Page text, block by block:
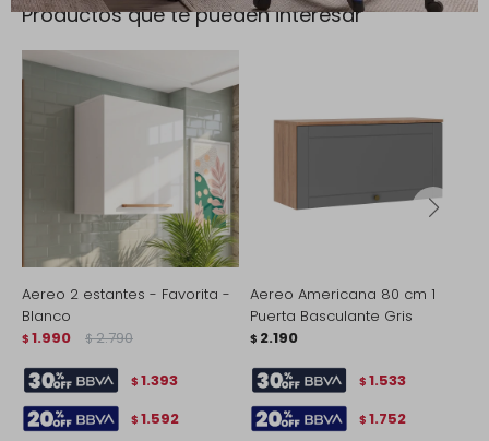
Productos que te pueden interesar
Aereo 2 estantes - Favorita -
Blanco
$ 1.990 $ 2.790
$ 1.393
$ 1.592
Aereo Americana 80 cm 1
Puerta Basculante Gris
$ 2.190
$ 1.533
$ 1.752